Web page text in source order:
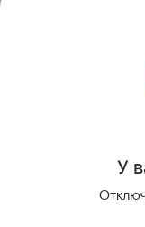
отработавшие
У